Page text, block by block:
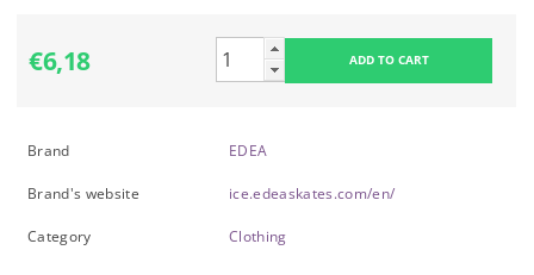
€6,18
Brand EDEA
Brand's website ice.edeaskates.com/en/
Category Clothing